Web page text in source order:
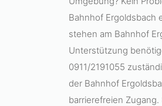
Bahnhof Ergoldsbach
stehen am Bahnhof
Unterstützung
0911/2191055
der Bahnhof
barrierefreien